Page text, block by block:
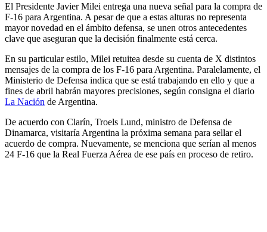
El Presidente Javier Milei entrega una nueva señal para la compra de
F-16 para Argentina. A pesar de que a estas alturas no representa
mayor novedad en el ámbito defensa, se unen otros antecedentes
clave que aseguran que la decisión finalmente está cerca.
En su particular estilo, Milei retuitea desde su cuenta de X distintos
mensajes de la compra de los F-16 para Argentina. Paralelamente, el
Ministerio de Defensa indica que se está trabajando en ello y que a
fines de abril habrán mayores precisiones, según consigna el diario
La Nación de Argentina.
De acuerdo con Clarín, Troels Lund, ministro de Defensa de
Dinamarca, visitaría Argentina la próxima semana para sellar el
acuerdo de compra. Nuevamente, se menciona que serían al menos
24 F-16 que la Real Fuerza Aérea de ese país en proceso de retiro.